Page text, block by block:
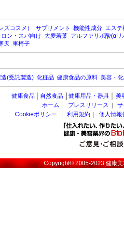
ズコスメ） サプリメント 機能性成分 エステ
ン・スパ向け 大麦若葉 アルファリポ酸(αリ
天 車椅子
(受託製造) 化粧品 健康食品の原料 美容・
健康食品 自然食品 健康用品・器具 美
ホーム
プレスリリース
Cookieポリシー
利用規約 個人情報
Copyright© 2005-2023健康